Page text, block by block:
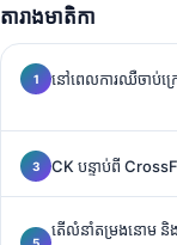
តារាងមាតិកា
នៅពេលការឈឺចាប់ក្រ
CK បន្ទាប់ពី
តើលំនាំតម្រងនោម និ